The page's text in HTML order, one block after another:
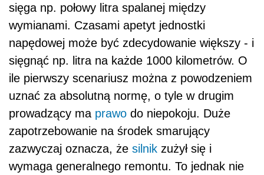
sięga np. połowy litra spalanej między
wymianami. Czasami apetyt jednostki
napędowej może być zdecydowanie większy - i
sięgnąć np. litra na każde 1000 kilometrów. O
ile pierwszy scenariusz można z powodzeniem
uznać za absolutną normę, o tyle w drugim
prowadzący ma prawo do niepokoju. Duże
zapotrzebowanie na środek smarujący
zazwyczaj oznacza, że silnik zużył się i
wymaga generalnego remontu. To jednak nie